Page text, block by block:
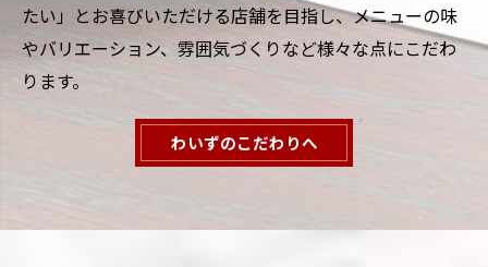
たい」とお喜びいただける店舗を目指し、メニューの味
やバリエーション、雰囲気づくりなど様々な点にこだわ
ります。
わいずのこだわりへ